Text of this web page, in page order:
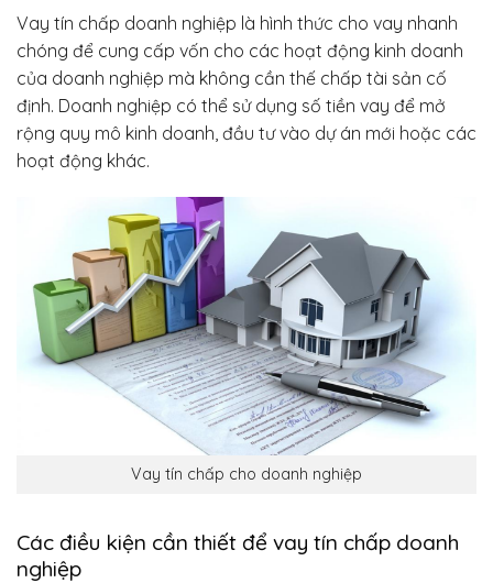
Vay tín chấp doanh nghiệp là hình thức cho vay nhanh
chóng để cung cấp vốn cho các hoạt động kinh doanh
của doanh nghiệp mà không cần thế chấp tài sản cố
định. Doanh nghiệp có thể sử dụng số tiền vay để mở
rộng quy mô kinh doanh, đầu tư vào dự án mới hoặc các
hoạt động khác.
Vay tín chấp cho doanh nghiệp
Các điều kiện cần thiết để vay tín chấp doanh
nghiệp